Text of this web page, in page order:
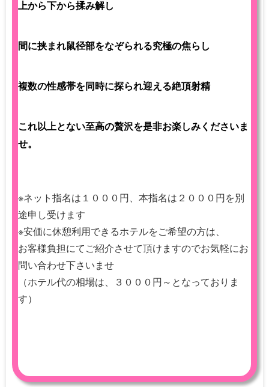
上から下から揉み解し
間に挟まれ鼠径部をなぞられる究極の焦らし
複数の性感帯を同時に探られ迎える絶頂射精
これ以上とない至高の贅沢を是非お楽しみくださいま
せ。
※ネット指名は１０００円、本指名は２０００円を別
途申し受けます
※安価に休憩利用できるホテルをご希望の方は、
お客様負担にてご紹介させて頂けますのでお気軽にお
問い合わせ下さいませ
（ホテル代の相場は、３０００円～となっておりま
す）